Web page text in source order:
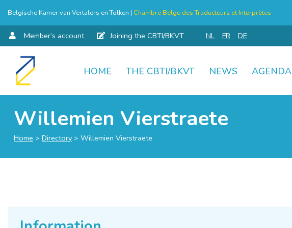
Belgische Kamer van Vertalers en Tolken | Chambre Belge des Traducteurs et Interprètes
Member’s account Joining the CBTI/BKVT NL FR DE
Skip
HOME THE CBTI/BKVT NEWS AGENDA
Willemien Vierstraete
Home > Directory > Willemien Vierstraete